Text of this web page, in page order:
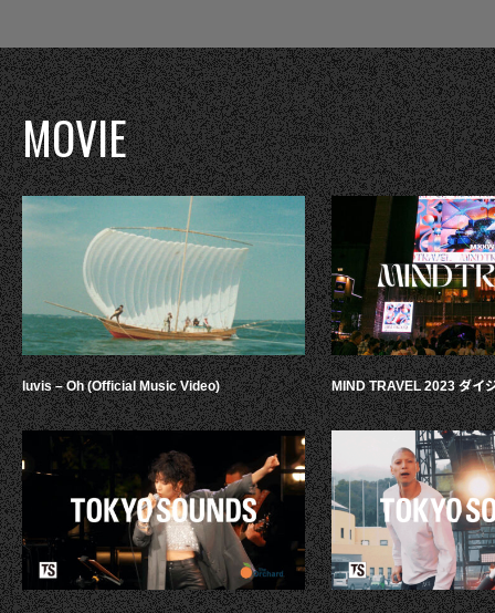
MOVIE
luvis – Oh (Official Music Video) MIND TRAVEL 2023 ダイ